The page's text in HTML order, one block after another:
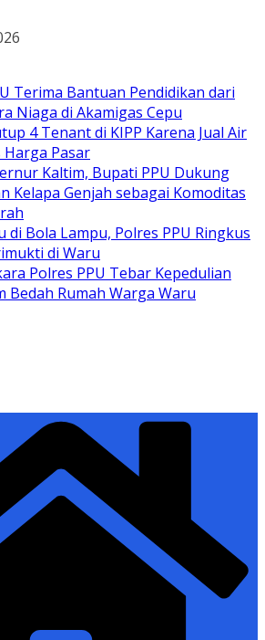
Terima Bantuan Pendidikan dari
Niaga di Akamigas Cepu
4 Tenant di KIPP Karena Jual Air
Pasar
Kaltim, Bupati PPU Dukung
Kelapa Genjah sebagai Komoditas
di Bola Lampu, Polres PPU Ringkus
di Waru
Polres PPU Tebar Kepedulian
Bedah Rumah Warga Waru